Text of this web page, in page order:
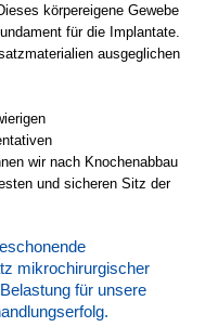
körpereigene Gewebe
für die Implantate.
ausgeglichen
wir nach Knochenabbau
und sicheren Sitz der
mikrochirurgischer
für unsere